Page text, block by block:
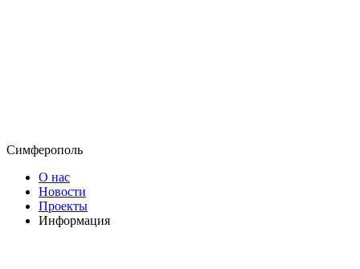
Симферополь
О нас
Новости
Проекты
Информация